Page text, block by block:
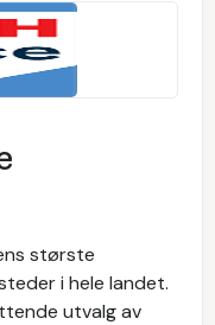
største
i hele landet.
utvalg av